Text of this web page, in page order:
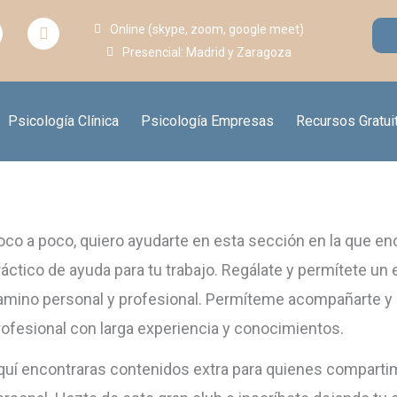
P
h
a
Online (skype, zoom, google meet)
Presencial: Madrid y Zaragoza
Psicología Clínica Psicología Empresas Recursos
a poco, quiero ayudarte en esta sección en la que
de ayuda para tu trabajo. Regálate y permítete
personal y profesional. Permíteme acompañarte y
con larga experiencia y conocimientos.
encontraras contenidos extra para quienes